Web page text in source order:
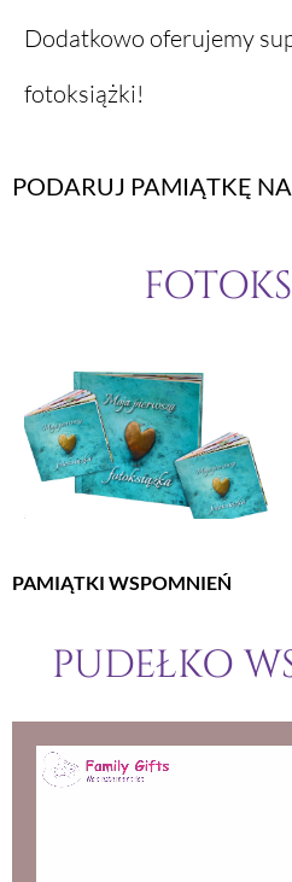
Dodatkowo oferujemy
fotoksiążki!
PODARUJ PAMIĄTKĘ
PAMIĄTKI WSPOMNIEŃ
PUDEŁKO